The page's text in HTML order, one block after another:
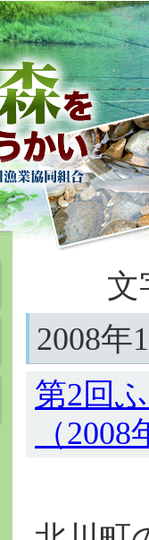
文
2008年
第2回
（